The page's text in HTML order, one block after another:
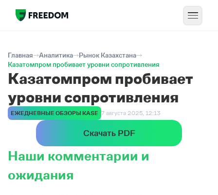
Главная Аналитика
Рынок Казахстана
Казатомпром пробивает уровни сопротивления
Казатомпром пробивает
уровни сопротивления
ЕЖЕДНЕВНЫЕ ОБЗОРЫ KASE 7 августа 2025, 12:13
Скачать PDF
Наши комментарии и
ожидания